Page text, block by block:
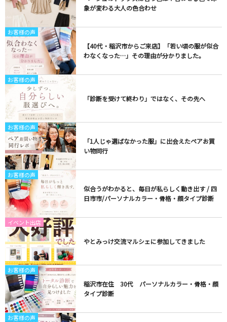
象が変わる大人の色合わせ
お客様の声
【40代・稲沢市からご来店】「若い頃の服が似合
わなくなった…」その理由が分かりました。
お客様の声
「診断を受けて終わり」ではなく、その先へ
お客様の声
「1人じゃ選ばなかった服」に出会えたペアお買
い物同行
お客様の声
似合うがわかると、毎日が私らしく動き出す / 四
日市市/パーソナルカラー・骨格・顔タイプ診断
イベント出店
やとみっけ交流マルシェに参加してきました
お客様の声
稲沢市在住 30代 パーソナルカラー・骨格・顔
タイプ診断
お客様の声